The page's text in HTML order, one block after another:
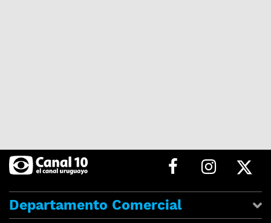
Departamento Comercial